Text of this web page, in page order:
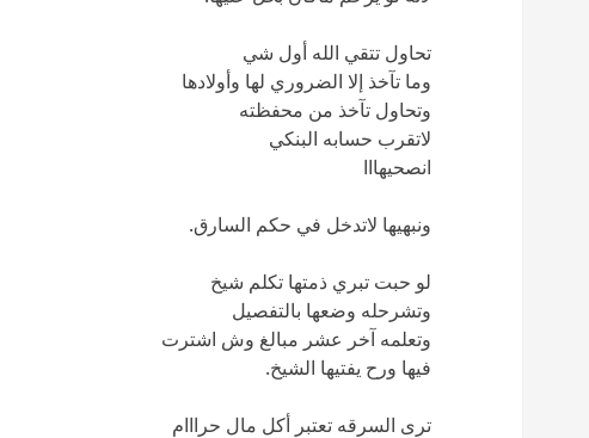
تحاول تتقي الله أول شي
وما تآخذ إلا الضروري لها وأولادها
وتحاول تآخذ من محفظته
لاتقرب حسابه البنكي
انصحيهااا
ونبهيها لاتدخل في حكم السارق.
لو حبت تبري ذمتها تكلم شيخ
وتشرحله وضعها بالتفصيل
وتعلمه آخر عشر مبالغ وش اشترت
فيها ورح يفتيها الشيخ.
ترى السرقه تعتبر أكل مال حرااام